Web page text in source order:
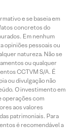
e se baseia em
concretos do
Em nenhum
opiniões pessoais ou
natureza. Não se
ou qualquer
CCTVM S/A. É
ou divulgação não
O investimento em
operações com
aos valores
patrimoniais. Para
é recomendável a